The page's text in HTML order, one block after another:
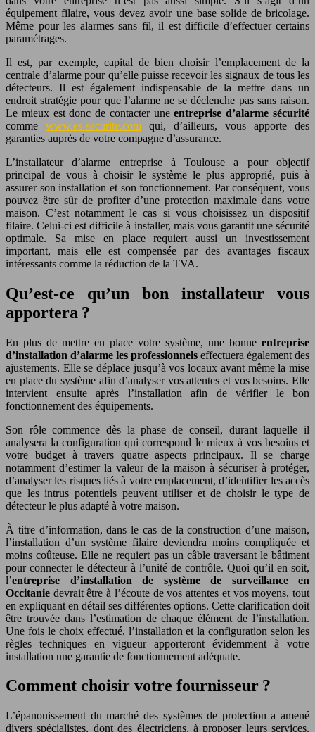
équipement filaire, vous devez avoir une base solide de bricolage.
Même pour les alarmes sans fil, il est difficile d’effectuer certains
paramétrages.
Il est, par exemple, capital de bien choisir l’emplacement de la
centrale d’alarme pour qu’elle puisse recevoir les signaux de tous les
détecteurs. Il est également indispensable de la mettre dans un
endroit stratégie pour que l’alarme ne se déclenche pas sans raison.
Le mieux est donc de contacter uneentreprise d’alarme sécurité
comme www.es-securite.com qui, d’ailleurs, vous apporte des
garanties auprès de votre compagne d’assurance.
L’installateur d’alarme entreprise à Toulouse a pour objectif
principal de vous à choisir le système le plus approprié, puis à
assurer son installation et son fonctionnement. Par conséquent, vous
pouvez être sûr de profiter d’une protection maximale dans votre
maison. C’est notamment le cas si vous choisissez un dispositif
filaire. Celui-ci est difficile à installer, mais vous garantit une sécurité
optimale. Sa mise en place requiert aussi un investissement
important, mais elle est compensée par des avantages fiscaux
intéressants comme la réduction de la TVA.
Qu’est-ce qu’un bon installateur vous
apportera ?
En plus de mettre en place votre système, une bonne entreprise
d’installation d’alarme les professionnels effectuera également des
ajustements. Elle se déplace jusqu’à vos locaux avant même la mise
en place du système afin d’analyser vos attentes et vos besoins. Elle
intervient ensuite après l’installation afin de vérifier le bon
fonctionnement des équipements.
Son rôle commence dès la phase de conseil, durant laquelle il
analysera la configuration qui correspond le mieux à vos besoins et
votre budget à travers quatre aspects principaux. Il se charge
notamment d’estimer la valeur de la maison à sécuriser à protéger,
d’analyser les risques liés à votre emplacement, d’identifier les accès
que les intrus potentiels peuvent utiliser et de choisir le type de
détecteur le plus adapté à votre maison.
À titre d’information, dans le cas de la construction d’une maison,
l’installation d’un système filaire deviendra moins compliquée et
moins coûteuse. Elle ne requiert pas un câble traversant le bâtiment
pour connecter le détecteur à l’unité de contrôle. Quoi qu’il en soit,
l’entreprise d’installation de système de surveillance en
Occitanie devrait être à l’écoute de vos attentes et vos moyens, tout
en expliquant en détail ses différentes options. Cette clarification doit
être trouvée dans l’estimation de chaque élément de l’installation.
Une fois le choix effectué, l’installation et la configuration selon les
règles techniques en vigueur apporteront évidemment à votre
installation une garantie de fonctionnement adéquate.
Comment choisir votre fournisseur ?
L’épanouissement du marché des systèmes de protection a amené
divers spécialistes, dont des électriciens, à proposer leurs services.